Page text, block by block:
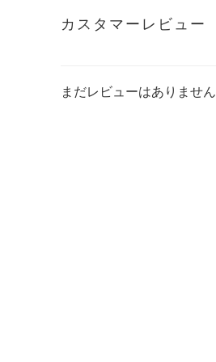
カスタマーレビュー
まだレビューはありません